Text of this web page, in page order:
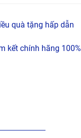
quà tặng hấp dẫn
kết chính hãng 100%